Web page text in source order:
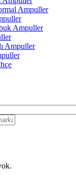
Ampuller
Ampuller
Ampuller